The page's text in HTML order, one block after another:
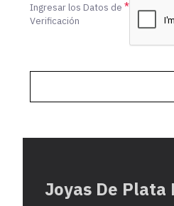
Ingresar los Datos de
Verificación
Joyas De Plata